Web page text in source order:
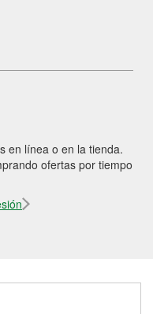
en línea o en la tienda.
ofertas por tiempo